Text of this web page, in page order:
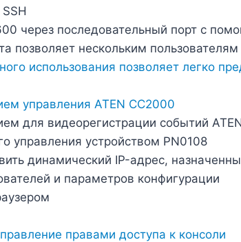
через последовательный порт с
позволяет нескольким
использования позволяет легко
управления ATEN CC2000
для видеорегистрации событий
управления устройством PN0108
динамический IP-адрес,
и параметров конфигурации
правами доступа к консоли